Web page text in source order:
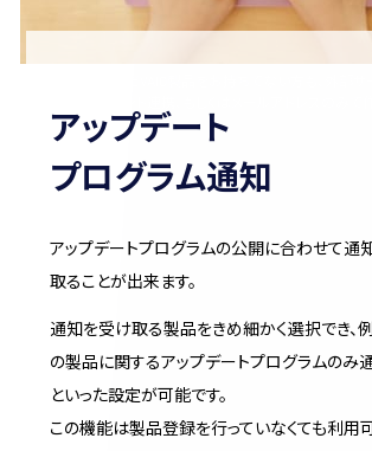
ます。
アップデート
プログラム通知
アップデートプログラムの公開に合わせて通
取ることが出来ます。
通知を受け取る製品をきめ細かく選択でき、
の製品に関するアップデートプログラムのみ
といった設定が可能です。
この機能は製品登録を行っていなくても利用可